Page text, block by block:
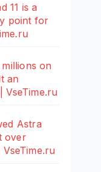
11 is a
point for
on
an
VseTime.ru
Astra
over